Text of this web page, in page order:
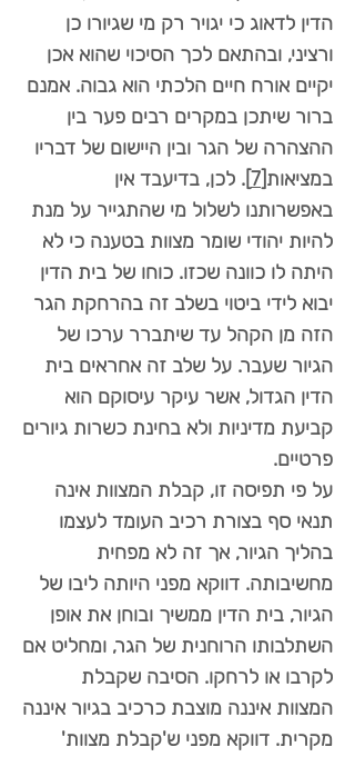
הדין לדאוג כי יגויר רק מי שגיורו כן
ורציני, ובהתאם לכך הסיכוי שהוא אכן
יקיים אורח חיים הלכתי הוא גבוה. אמנם
ברור שיתכן במקרים רבים פער בין
ההצהרה של הגר ובין היישום של דבריו
במציאות
. לכן, בדיעבד אין
באפשרותנו לשלול מי שהתגייר על מנת
להיות יהודי שומר מצוות בטענה כי לא
היתה לו כוונה שכזו. כוחו של בית הדין
יבוא לידי ביטוי בשלב זה בהרחקת הגר
הזה מן הקהל עד שיתברר ערכו של
הגיור שעבר. על שלב זה אחראים בית
הדין הגדול, אשר עיקר עיסוקם הוא
קביעת מדיניות ולא בחינת כשרות גיורים
פרטיים.
על פי תפיסה זו, קבלת המצוות אינה
תנאי סף בצורת רכיב העומד לעצמו
בהליך הגיור, אך זה לא מפחית
מחשיבותה. דווקא מפני היותה ליבו של
הגיור, בית הדין ממשיך ובוחן את אופן
השתלבותו הרוחנית של הגר, ומחליט אם
לקרבו או לרחקו. הסיבה שקבלת
המצוות איננה מוצבת כרכיב בגיור איננה
מקרית. דווקא מפני ש'קבלת מצוות'